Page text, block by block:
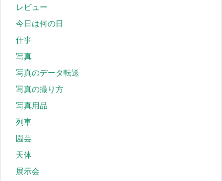
レビュー
今日は何の日
仕事
写真
写真のデータ転送
写真の撮り方
写真用品
列車
園芸
天体
展示会